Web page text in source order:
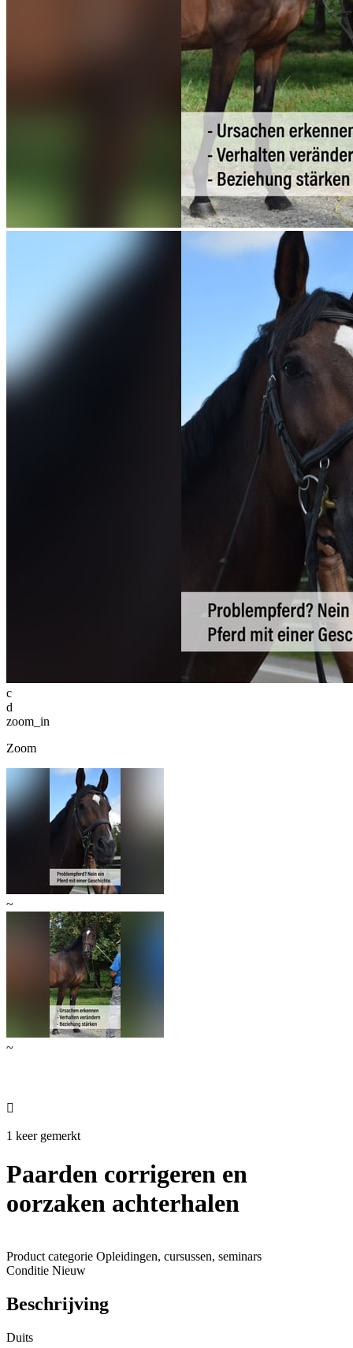
c
d
zoom_in
Zoom
~
~

1 keer gemerkt
Paarden corrigeren en
oorzaken achterhalen
Product categorie Opleidingen, cursussen, seminars
Conditie Nieuw
Beschrijving
Duits